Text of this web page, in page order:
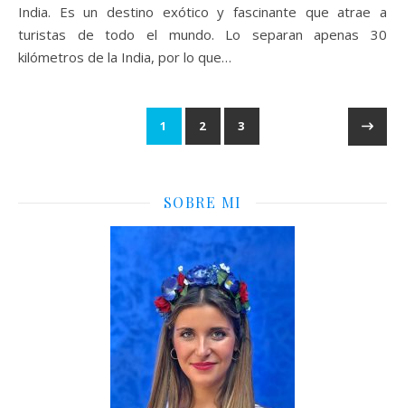
India. Es un destino exótico y fascinante que atrae a
turistas de todo el mundo. Lo separan apenas 30
kilómetros de la India, por lo que…
1 2 3
SOBRE MI